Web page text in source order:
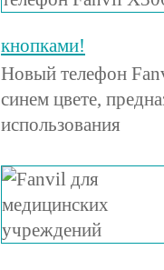
кнопками!
Новый телефон
синем цвете,
использования